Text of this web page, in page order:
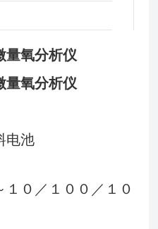
量氧分析仪
量氧分析仪
电池
０／１００／１０